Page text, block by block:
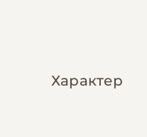
Характер